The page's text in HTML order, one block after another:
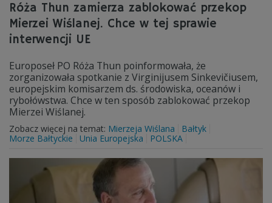
Róża Thun zamierza zablokować przekop
Mierzei Wiślanej. Chce w tej sprawie
interwencji UE
Europoseł PO Róża Thun poinformowała, że
zorganizowała spotkanie z Virginijusem Sinkevičiusem,
europejskim komisarzem ds. środowiska, oceanów i
rybołówstwa. Chce w ten sposób zablokować przekop
Mierzei Wiślanej.
Zobacz więcej na temat: Mierzeja Wiślana
Bałtyk
Morze Bałtyckie
Unia Europejska POLSKA